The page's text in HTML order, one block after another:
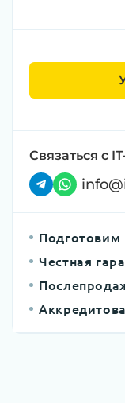
Связаться с
Подготовим
Честная